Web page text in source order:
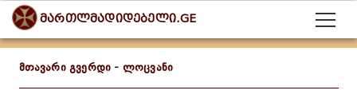
მართლმადიდებელი.GE
მთავარი გვერდი - ლოცვანი